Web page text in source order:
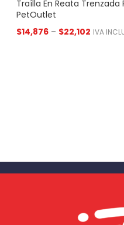
Traílla En Reata Trenzada
PetOutlet
$14,876 – $22,102 IVA